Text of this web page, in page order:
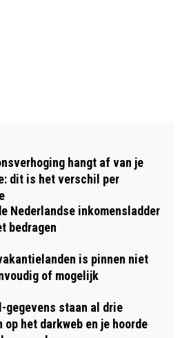
hangt af van je
dit is het verschil per
Nederlandse inkomensladder
bedragen
is pinnen niet
of mogelijk
gegevens staan al drie
op het darkweb en je hoorde